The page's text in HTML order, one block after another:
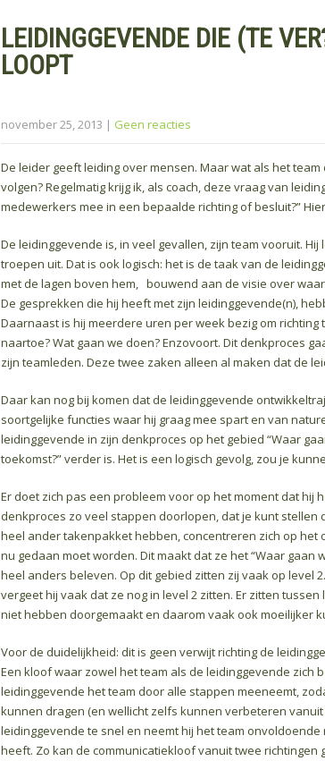
LEIDINGGEVENDE DIE (TE
LOOPT
november 25, 2013 | Geen reacties
De leider geeft leiding over mensen. Maar wat als het
volgen? Regelmatig krijg ik, als coach, deze vraag van
medewerkers mee in een bepaalde richting of besluit?”
De leidinggevende is, in veel gevallen, zijn team vooruit.
troepen uit. Dat is ook logisch: het is de taak van de
met de lagen boven hem, bouwend aan de visie over
De gesprekken die hij heeft met zijn leidinggevende(n),
Daarnaast is hij meerdere uren per week bezig om richting
naartoe? Wat gaan we doen? Enzovoort. Dit denkproces
zijn teamleden. Deze twee zaken alleen al maken dat de
Daar kan nog bij komen dat de leidinggevende
soortgelijke functies waar hij graag mee spart en van
leidinggevende in zijn denkproces op het gebied “Waar
toekomst?” verder is. Het is een logisch gevolg, zou je
Er doet zich pas een probleem voor op het moment dat hij
denkproces zo veel stappen doorlopen, dat je kunt stellen
heel ander takenpakket hebben, concentreren zich op
nu gedaan moet worden. Dit maakt dat ze het “Waar gaan
heel anders beleven. Op dit gebied zitten zij vaak op level
vergeet hij vaak dat ze nog in level 2 zitten. Er zitten
niet hebben doorgemaakt en daarom vaak ook moeilijker
Voor de duidelijkheid: dit is geen verwijt richting de
Een kloof waar zowel het team als de leidinggevende zich
leidinggevende het team door alle stappen meeneemt,
kunnen dragen (en wellicht zelfs kunnen verbeteren
leidinggevende te snel en neemt hij het team
heeft. Zo kan de communicatiekloof vanuit twee richtingen